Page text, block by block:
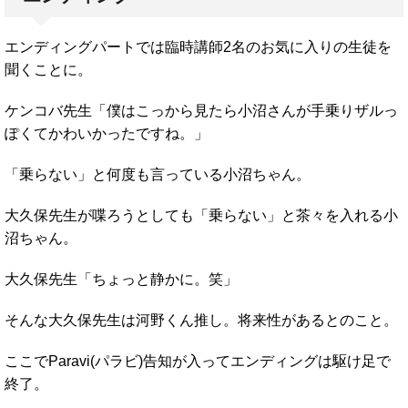
エンディングパートでは臨時講師2名のお気に入りの生徒を
聞くことに。
ケンコバ先生「僕はこっから見たら小沼さんが手乗りザルっ
ぽくてかわいかったですね。」
「乗らない」と何度も言っている小沼ちゃん。
大久保先生が喋ろうとしても「乗らない」と茶々を入れる小
沼ちゃん。
大久保先生「ちょっと静かに。笑」
そんな大久保先生は河野くん推し。将来性があるとのこと。
ここでParavi(パラビ)告知が入ってエンディングは駆け足で
終了。